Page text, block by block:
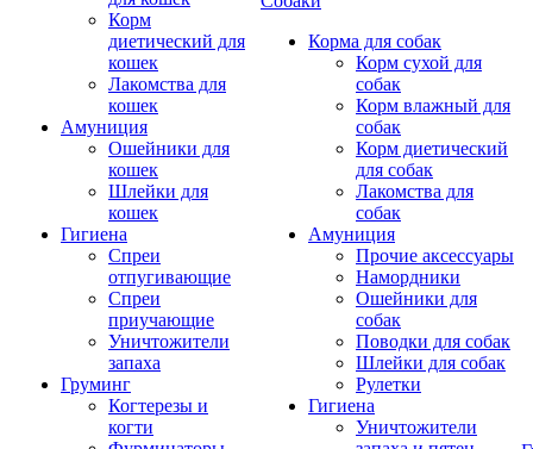
Корм
диетический для
кошек
Лакомства для
кошек
Амуниция
Ошейники для
кошек
Шлейки для
кошек
Гигиена
Спреи
отпугивающие
Спреи
приучающие
Уничтожители
запаха
Груминг
Когтерезы и
когти
Корма для собак
Корм сухой для
собак
Корм влажный для
собак
Корм диетический
для собак
Лакомства для
собак
Амуниция
Прочие аксессуары
Намордники
Ошейники для
собак
Поводки для собак
Шлейки для собак
Рулетки
Гигиена
Уничтожители